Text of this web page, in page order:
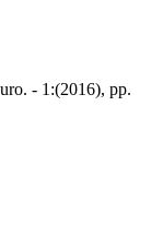
- 1:(2016), pp.